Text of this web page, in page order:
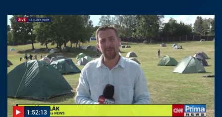
1:52:13